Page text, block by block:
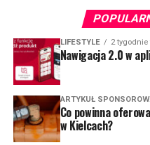
LIFESTYLE 2 tygodnie
Nawigacja 2.0 w
ARTYKUŁ
Co powinna
w Kielcach?